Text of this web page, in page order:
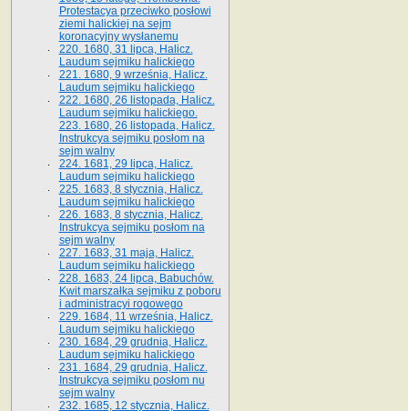
Protestacya przeciwko posłowi
ziemi halickiej na sejm
koronacyjny wysłanemu
220. 1680, 31 lipca, Halicz.
Laudum sejmiku halickiego
221. 1680, 9 września, Halicz.
Laudum sejmiku halickiego
222. 1680, 26 listopada, Halicz.
Laudum sejmiku halickiego.
223. 1680, 26 listopada, Halicz.
Instrukcya sejmiku posłom na
sejm walny
224. 1681, 29 lipca, Halicz.
Laudum sejmiku halickiego
225. 1683, 8 stycznia, Halicz.
Laudum sejmiku halickiego
226. 1683, 8 stycznia, Halicz.
Instrukcya sejmiku posłom na
sejm walny
227. 1683, 31 maja, Halicz.
Laudum sejmiku halickiego
228. 1683, 24 lipca, Babuchów.
Kwit marszałka sejmiku z poboru
i administracyi rogowego
229. 1684, 11 września, Halicz.
Laudum sejmiku halickiego
230. 1684, 29 grudnia, Halicz.
Laudum sejmiku halickiego
231. 1684, 29 grudnia, Halicz.
Instrukcya sejmiku posłom nu
sejm walny
232. 1685, 12 stycznia, Halicz.